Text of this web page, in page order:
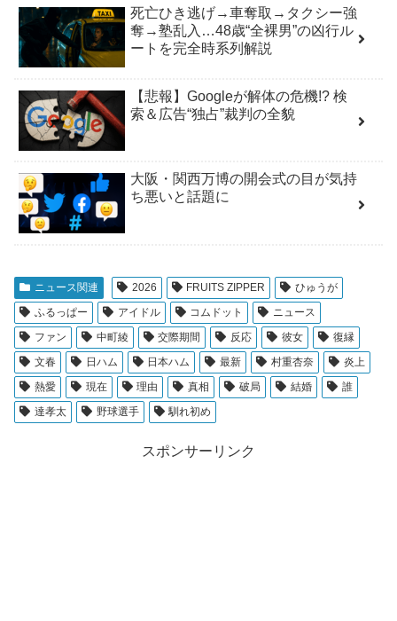
死亡ひき逃げ→車奪取→タクシー強
奪→塾乱入…48歳“全裸男”の凶行ル
ートを完全時系列解説
【悲報】Googleが解体の危機!? 検
索＆広告“独占”裁判の全貌
大阪・関西万博の開会式の目が気持
ち悪いと話題に
ニュース関連 2026 FRUITS ZIPPER
ひゅうが
ふるっぱー
アイドル コムドット
ニュース
ファン
中町綾 交際期間 反応 彼女
復縁
文春
日ハム 日本ハム 最新 村重杏奈
炎上
熱愛
現在 理由 真相 破局 結婚
誰
達孝太
野球選手 馴れ初め
スポンサーリンク